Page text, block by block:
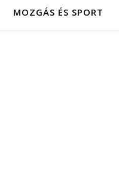
MOZGÁS ÉS SPORT